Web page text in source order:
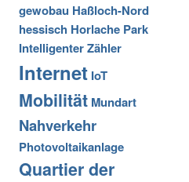
gewobau Haßloch-Nord
hessisch Horlache Park
Intelligenter Zähler
Internet IoT
Mobilität Mundart
Nahverkehr
Photovoltaikanlage
Quartier der